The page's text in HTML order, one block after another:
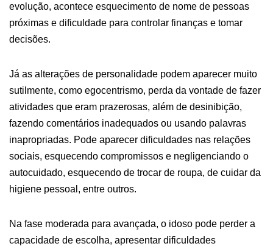
evolução, acontece esquecimento de nome de pessoas
próximas e dificuldade para controlar finanças e tomar
decisões.
Já as alterações de personalidade podem aparecer muito
sutilmente, como egocentrismo, perda da vontade de fazer
atividades que eram prazerosas, além de desinibição,
fazendo comentários inadequados ou usando palavras
inapropriadas. Pode aparecer dificuldades nas relações
sociais, esquecendo compromissos e negligenciando o
autocuidado, esquecendo de trocar de roupa, de cuidar da
higiene pessoal, entre outros.
Na fase moderada para avançada, o idoso pode perder a
capacidade de escolha, apresentar dificuldades